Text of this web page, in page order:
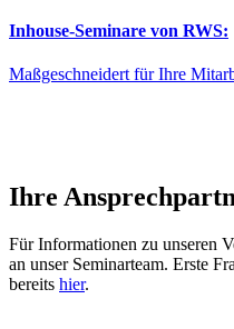
Inhouse-Seminare von RWS:
Maßgeschneidert für Ihre
Ihre
Für Informationen zu unseren
an unser Seminarteam. Erste
bereits hier.